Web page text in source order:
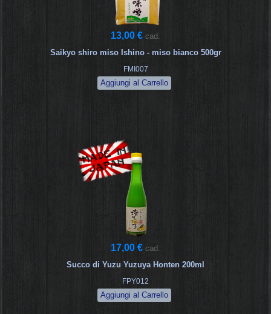
13,00 € cad.
Saikyo shiro miso Ishino - miso bianco 500gr
FMI007
17,00 € cad.
Succo di Yuzu Yuzuya Honten 200ml
FPY012